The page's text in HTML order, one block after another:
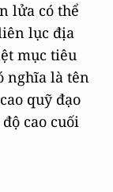
lửa có thể
lục địa
mục tiêu
nghĩa là tên
quỹ đạo
cao cuối